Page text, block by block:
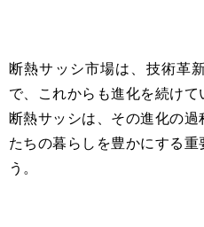
断熱サッシ市場は、技術革
で、これからも進化を続けて
断熱サッシは、その進化の
たちの暮らしを豊かにする
う。